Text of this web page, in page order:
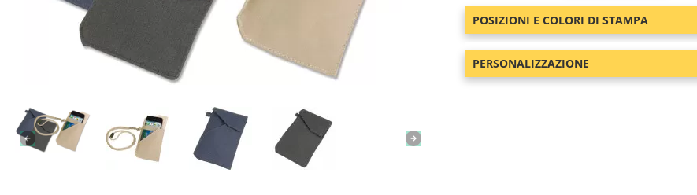
POSIZIONI E COLORI DI STAMPA
PERSONALIZZAZIONE